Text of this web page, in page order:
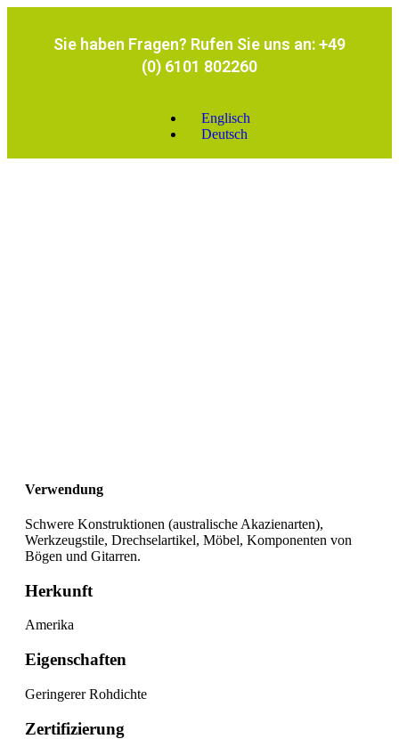
Sie haben Fragen? Rufen Sie uns an: +49
(0) 6101 802260
Englisch
Deutsch
Verwendung
Schwere Konstruktionen (australische Akazienarten),
Werkzeugstile, Drechselartikel, Möbel, Komponenten von
Bögen und Gitarren.
Herkunft
Amerika
Eigenschaften
Geringerer Rohdichte
Zertifizierung